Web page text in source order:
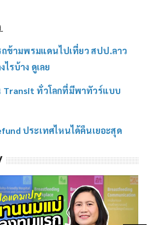
ข้ามพรมแดนไปเที่ยว สปป.ลาว
ไรบ้าง ดูเลย
Transit ทั่วโลกที่มีพาทัวร์แบบ
ประเทศไหนได้คืนเยอะสุด